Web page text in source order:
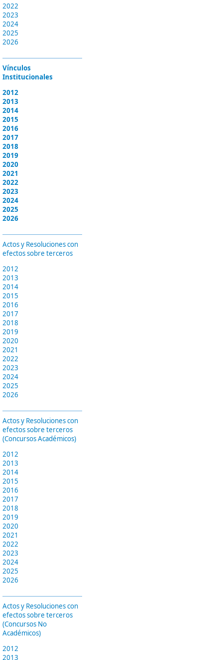
2022
2023
2024
2025
2026
Vínculos
Institucionales
2012
2013
2014
2015
2016
2017
2018
2019
2020
2021
2022
2023
2024
2025
2026
Actos y Resoluciones con
efectos sobre terceros
2012
2013
2014
2015
2016
2017
2018
2019
2020
2021
2022
2023
2024
2025
2026
Actos y Resoluciones con
efectos sobre terceros
(Concursos Académicos)
2012
2013
2014
2015
2016
2017
2018
2019
2020
2021
2022
2023
2024
2025
2026
Actos y Resoluciones con
efectos sobre terceros
(Concursos No
Académicos)
2012
2013